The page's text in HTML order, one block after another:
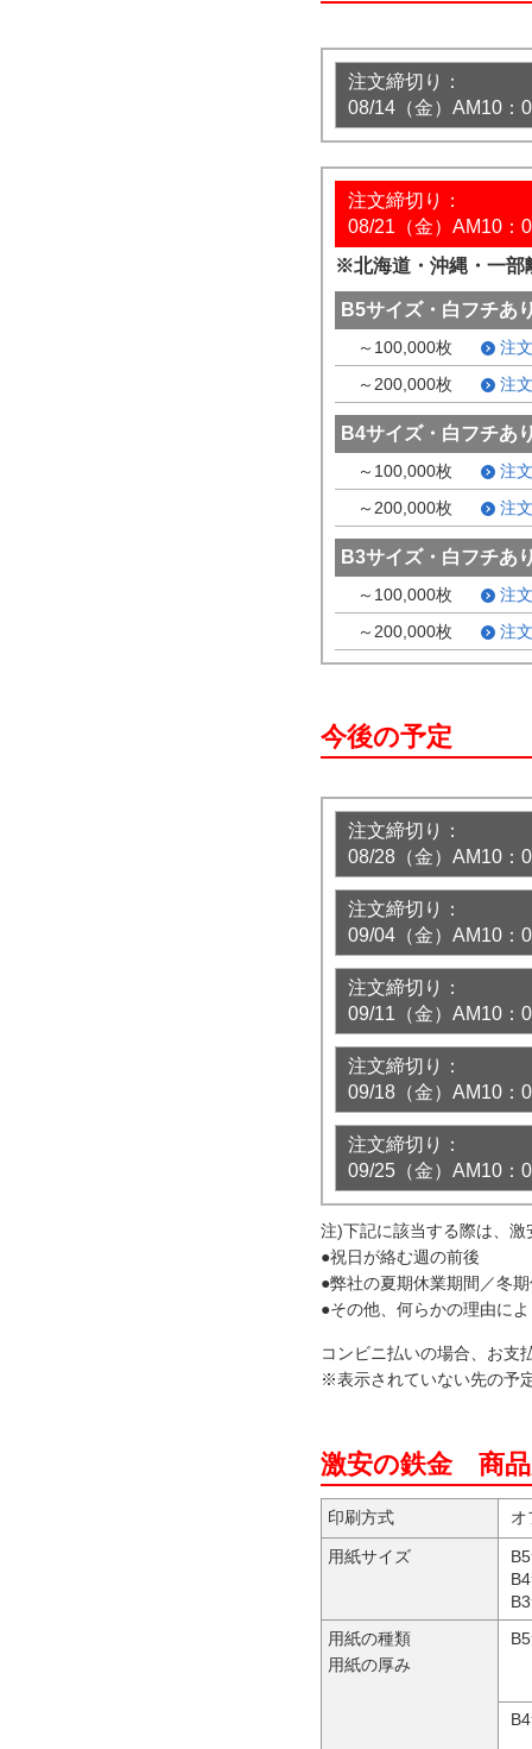
注文締切り：
08/14（金）AM10：
注文締切り：
08/21（金）AM10：
※北海道・沖縄・一部
B5サイズ・白フチあ
～100,000枚 注
～200,000枚 注
B4サイズ・白フチあ
～100,000枚 注
～200,000枚 注
B3サイズ・白フチあ
～100,000枚 注
～200,000枚 注
今後の予定
注文締切り：
08/28（金）AM10
注文締切り：
09/04（金）AM10
注文締切り：
09/11（金）AM10
注文締切り：
09/18（金）AM10
注文締切り：
09/25（金）AM10
注)下記に該当する際は、
●祝日が絡む週の前後
●弊社の夏期休業期間／冬
●その他、何らかの理由に
コンビニ払いの場合、お支
※表示されていない先の予
激安の鉄金 商
印刷方式 オ
用紙サイズ
用紙の種類
用紙の厚み